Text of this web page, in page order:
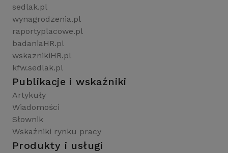
sedlak.pl
wynagrodzenia.pl
raportyplacowe.pl
badaniaHR.pl
wskaznikiHR.pl
kfw.sedlak.pl
Publikacje i wskaźniki
Artykuły
Wiadomości
Słownik
Wskaźniki rynku pracy
Produkty i usługi